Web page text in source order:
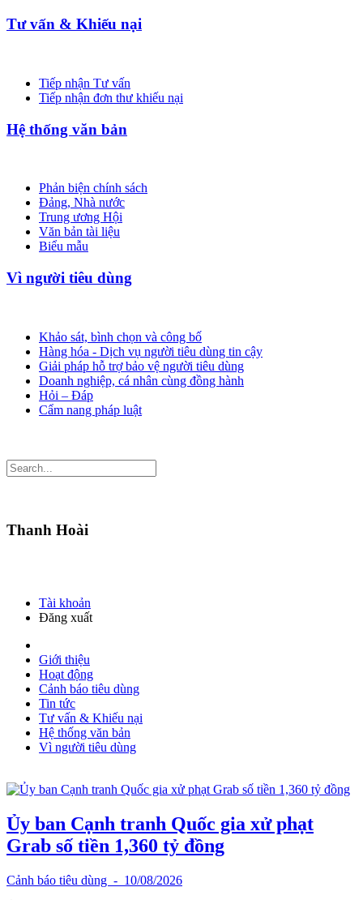
Tư vấn & Khiếu nại
Tiếp nhận Tư vấn
Tiếp nhận đơn thư khiếu nại
Hệ thống văn bản
Phản biện chính sách
Đảng, Nhà nước
Trung ương Hội
Văn bản tài liệu
Biểu mẫu
Vì người tiêu dùng
Khảo sát, bình chọn và công bố
Hàng hóa - Dịch vụ người tiêu dùng tin cậy
Giải pháp hỗ trợ bảo vệ người tiêu dùng
Doanh nghiệp, cá nhân cùng đồng hành
Hỏi – Đáp
Cẩm nang pháp luật
Thanh Hoài
Tài khoản
Đăng xuất
Giới thiệu
Hoạt động
Cảnh báo tiêu dùng
Tin tức
Tư vấn & Khiếu nại
Hệ thống văn bản
Vì người tiêu dùng
Ủy ban Cạnh tranh Quốc gia xử phạt
Grab số tiền 1,360 tỷ đồng
Cảnh báo tiêu dùng - 10/08/2026